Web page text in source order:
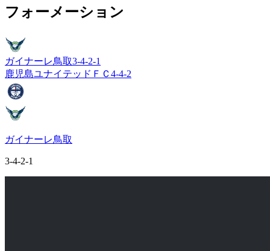
フォーメーション
ガイナーレ鳥取3-4-2-1
鹿児島ユナイテッドＦＣ 4-4-2
ガイナーレ鳥取
3-4-2-1